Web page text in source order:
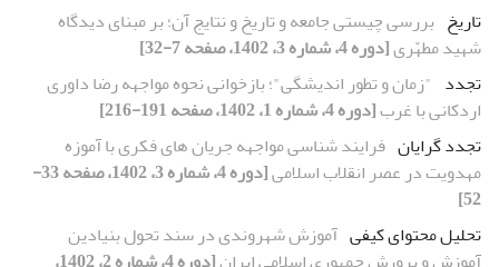
تاریخ بررسی چیستی جامعه و تاریخ و نتایج آن؛ بر مبنای دیدگاه
شهید مطهّری[دوره 4، شماره 3، 1402، صفحه 7-32]
تجدد "زمان و تطور اندیشگی"؛ بازخوانی نحوه مواجهه رضا داوری
اردکانی با غرب[دوره 4، شماره 1، 1402، صفحه 191-216]
تجدد گرایان فرایند شناسی مواجهه جریان های فکری با آموزه
مهدویت در عصر انقلاب اسلامی
[دوره 4، شماره 3، 1402، صفحه 33-
52]
تحلیل محتوای کیفی آموزش شهروندی در سند تحول بنیادین